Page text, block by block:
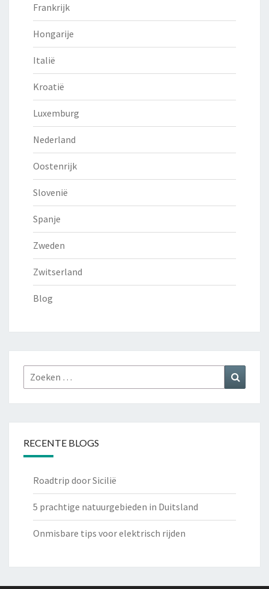
Frankrijk
Hongarije
Italië
Kroatië
Luxemburg
Nederland
Oostenrijk
Slovenië
Spanje
Zweden
Zwitserland
Blog
Zoeken
naar:
RECENTE BLOGS
Roadtrip door Sicilië
5 prachtige natuurgebieden in Duitsland
Onmisbare tips voor elektrisch rijden